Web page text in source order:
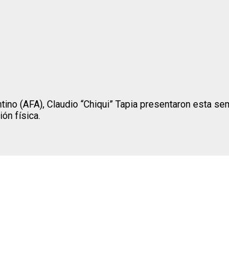
(AFA), Claudio “Chiqui” Tapia presentaron esta
física.